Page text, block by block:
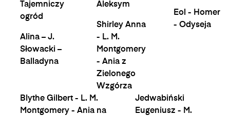
Tajemniczy
ogród
Alina – J.
Słowacki –
Balladyna
Aleksym
Shirley Anna
- L. M.
Montgomery
- Ania z
Zielonego
Wzgórza
Eol - Homer
- Odyseja
Blythe Gilbert - L. M.
Montgomery - Ania na
Jedwabiński
Eugeniusz - M.